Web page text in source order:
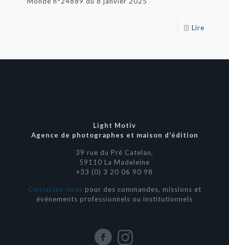
Lire
Light Motiv
Agence de photographes et maison d'édition
39 rue du Pré Catelan,
59110 La Madeleine
+33 (0) 3 20 06 90 98
Contactez-nous pour des commandes, missions et
événements professionnels ou institutionnels